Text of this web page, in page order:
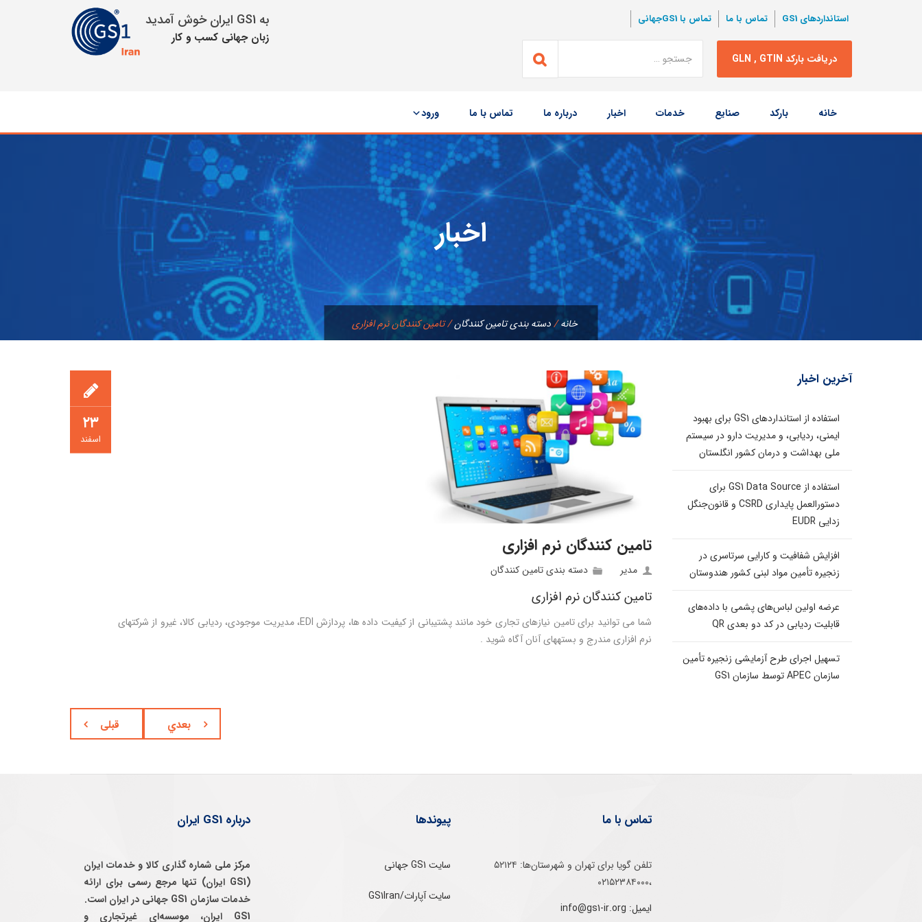
به GS1 ایران خوش آمدید
زبان جهانی كسب و كار
استانداردهای GS1 تماس با ما تماس با GS1جهانی
دریافت بارکد GLN , GTIN
نتبجه
جستجو
محتوا
خانه بارکد صنایع خدمات اخبار درباره ما تماس با ما ورود
اخبار
خانه/دسته بندی تامين كنندگان/تامین کنندگان نرم افزاری
۲۳
اسفند
تامین کنندگان نرم افزاری
مدیر دسته بندی تامين كنندگان
تامین کنندگان نرم افزاری
شما می توانید برای تامین نیازهای تجاری خود مانند پشتیبانی از کیفیت داده ها، پردازش EDI، مدیریت موجودی، ردیابی کالا، غیرو از شرکتهای
نرم افزاری مندرج و بسته­های آنان آگاه شوید .
قبلی بعدي
آخرین اخبار
استفاده از استانداردهای GS1 برای بهبود
ایمنی، ردیابی، و مدیریت دارو در سیستم
ملی بهداشت و درمان کشور انگلستان
استفاده از GS1 Data Source برای
دستورالعمل پایداری CSRD و قانون‌جنگل
زدایی EUDR
افزایش شفافیت و کارایی سرتاسری در
زنجیره تأمین مواد لبنی کشور هندوستان
عرضه اولین لباس‌های پشمی با داده‌های
قابلیت ردیابی در کد دو بعدی QR
تسهیل اجرای طرح آزمایشی زنجیره تأمین
سازمان APEC توسط سازمان GS1
درباره GS1 ایران
مرکز ملی شماره گذاری کالا و خدمات ایران
(GS1 ایران) تنها مرجع رسمی برای ارائه
خدمات سازمان GS1 جهانی در ایران است.
GS1 ایران، موسسه‌ای غيرتجاری و
پیوندها
سایت GS1 جهانی
سایت آپارات/GS1Iran
تماس با ما
تلفن‌ گویا برای‌ تهران‌‌ و‌ شهرستان‌ها:‌ ۵۲۱۲۴
،۰۲۱۵۲۳۸۴۰۰۰
ایمیل: info@gs1-ir.org